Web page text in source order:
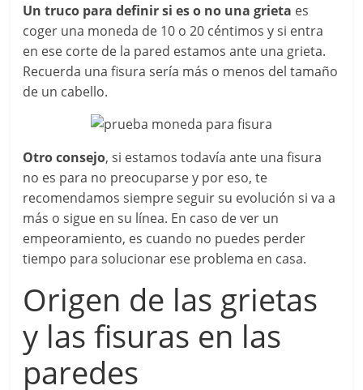
Un truco para definir si es o no una grieta es
coger una moneda de 10 o 20 céntimos y si entra
en ese corte de la pared estamos ante una grieta.
Recuerda una fisura sería más o menos del tamaño
de un cabello.
Otro consejo, si estamos todavía ante una fisura
no es para no preocuparse y por eso, te
recomendamos siempre seguir su evolución si va a
más o sigue en su línea. En caso de ver un
empeoramiento, es cuando no puedes perder
tiempo para solucionar ese problema en casa.
Origen de las grietas
y las fisuras en las
paredes